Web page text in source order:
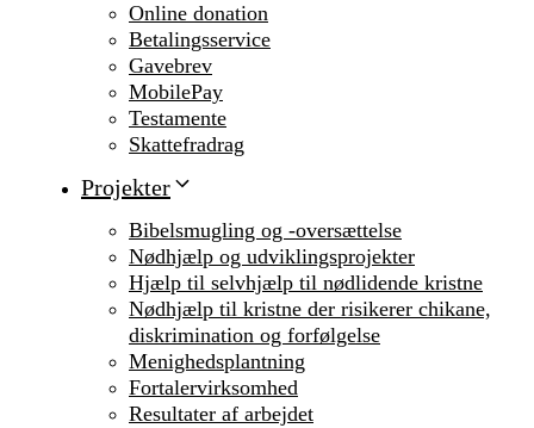
Online donation
Betalingsservice
Gavebrev
MobilePay
Testamente
Skattefradrag
Projekter
Bibelsmugling og -oversættelse
Nødhjælp og udviklingsprojekter
Hjælp til selvhjælp til nødlidende kristne
Nødhjælp til kristne der risikerer chikane,
diskrimination og forfølgelse
Menighedsplantning
Fortalervirksomhed
Resultater af arbejdet